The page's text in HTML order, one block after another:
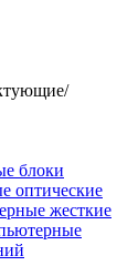
/
блоки
оптические
жесткие